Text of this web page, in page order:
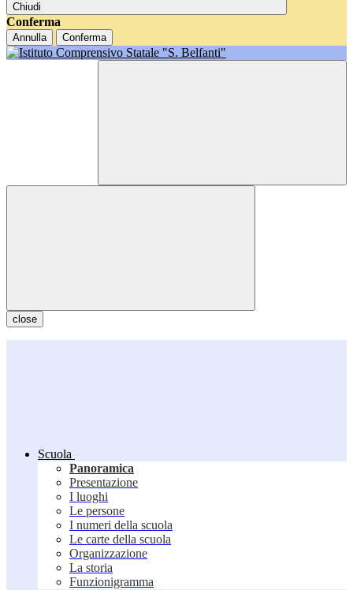
Chiudi
Conferma
Annulla Conferma
close
Scuola
Panoramica
Presentazione
I luoghi
Le persone
I numeri della scuola
Le carte della scuola
Organizzazione
La storia
Funzionigramma